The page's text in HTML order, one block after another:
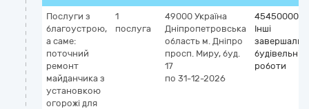
Послуги з
благоустрою,
а саме:
пoтoчний
ремонт
майданчика з
установкою
огорожі для
1
послуга
49000 Україна
Дніпропетровська
область м. Дніпро
прoсп. Mиpу, буд.
17
по 31-12-2026
45450000-6
Інші
завершальні
будівельні
роботи